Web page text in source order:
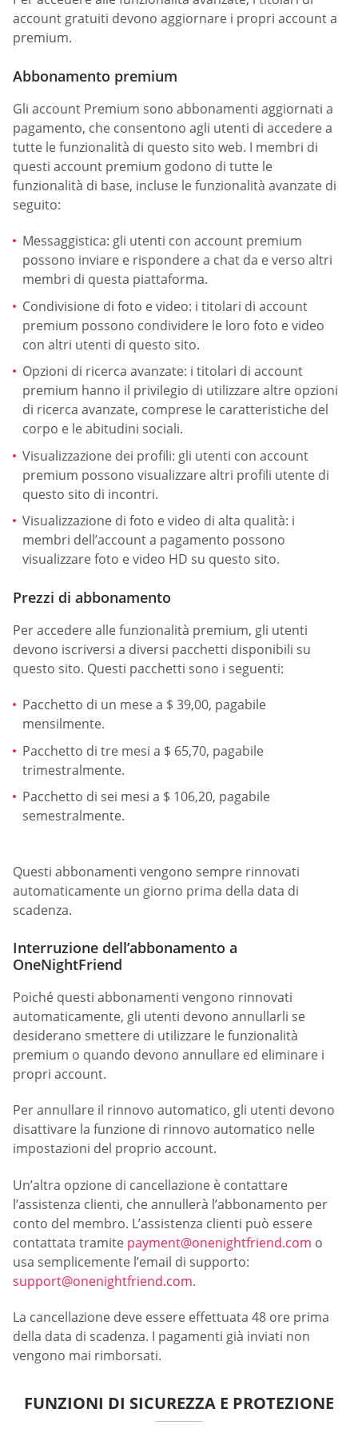
account gratuiti devono aggiornare i propri account a
premium.
Abbonamento premium
Gli account Premium sono abbonamenti aggiornati a
pagamento, che consentono agli utenti di accedere a
tutte le funzionalità di questo sito web. I membri di
questi account premium godono di tutte le
funzionalità di base, incluse le funzionalità avanzate di
seguito:
Messaggistica: gli utenti con account premium
possono inviare e rispondere a chat da e verso altri
membri di questa piattaforma.
Condivisione di foto e video: i titolari di account
premium possono condividere le loro foto e video
con altri utenti di questo sito.
Opzioni di ricerca avanzate: i titolari di account
premium hanno il privilegio di utilizzare altre opzioni
di ricerca avanzate, comprese le caratteristiche del
corpo e le abitudini sociali.
Visualizzazione dei profili: gli utenti con account
premium possono visualizzare altri profili utente di
questo sito di incontri.
Visualizzazione di foto e video di alta qualità: i
membri dell’account a pagamento possono
visualizzare foto e video HD su questo sito.
Prezzi di abbonamento
Per accedere alle funzionalità premium, gli utenti
devono iscriversi a diversi pacchetti disponibili su
questo sito. Questi pacchetti sono i seguenti:
Pacchetto di un mese a $ 39,00, pagabile
mensilmente.
Pacchetto di tre mesi a $ 65,70, pagabile
trimestralmente.
Pacchetto di sei mesi a $ 106,20, pagabile
semestralmente.
Questi abbonamenti vengono sempre rinnovati
automaticamente un giorno prima della data di
scadenza.
Interruzione dell’abbonamento a
OneNightFriend
Poiché questi abbonamenti vengono rinnovati
automaticamente, gli utenti devono annullarli se
desiderano smettere di utilizzare le funzionalità
premium o quando devono annullare ed eliminare i
propri account.
Per annullare il rinnovo automatico, gli utenti devono
disattivare la funzione di rinnovo automatico nelle
impostazioni del proprio account.
Un’altra opzione di cancellazione è contattare
l’assistenza clienti, che annullerà l’abbonamento per
conto del membro. L’assistenza clienti può essere
contattata tramite payment@onenightfriend.com o
usa semplicemente l’email di supporto:
support@onenightfriend.com.
La cancellazione deve essere effettuata 48 ore prima
della data di scadenza. I pagamenti già inviati non
vengono mai rimborsati.
FUNZIONI DI SICUREZZA E PROTEZIONE